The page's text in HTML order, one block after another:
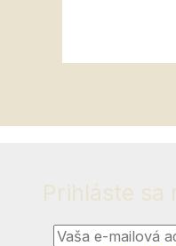
Prihláste sa